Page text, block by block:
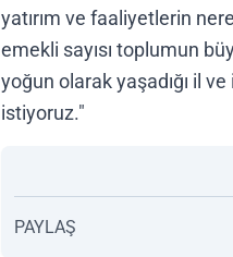
yatırım ve faaliyetlerin
emekli sayısı toplumun
yoğun olarak yaşadığı il
istiyoruz."
PAYLAŞ